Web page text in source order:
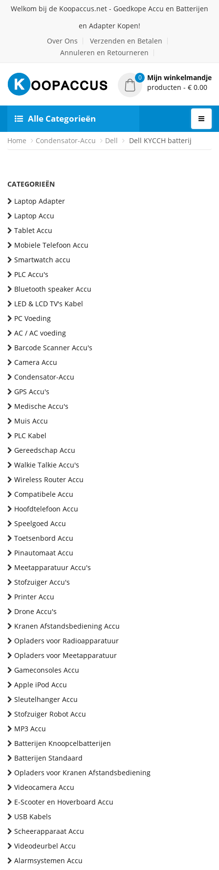
Welkom bij de Koopaccus.net - Goedkope Accu en Batterijen
en Adapter Kopen!
Over Ons
Verzenden en Betalen
Annuleren en Retourneren
0
Mijn winkelmandje
producten - € 0.00
Alle Categorieën
Home Condensator-Accu Dell Dell KYCCH batterij
CATEGORIEËN
Laptop Adapter
Laptop Accu
Tablet Accu
Mobiele Telefoon Accu
Smartwatch accu
PLC Accu's
Bluetooth speaker Accu
LED & LCD TV's Kabel
PC Voeding
AC / AC voeding
Barcode Scanner Accu's
Camera Accu
Condensator-Accu
GPS Accu's
Medische Accu's
Muis Accu
PLC Kabel
Gereedschap Accu
Walkie Talkie Accu's
Wireless Router Accu
Compatibele Accu
Hoofdtelefoon Accu
Speelgoed Accu
Toetsenbord Accu
Pinautomaat Accu
Meetapparatuur Accu's
Stofzuiger Accu's
Printer Accu
Drone Accu's
Kranen Afstandsbediening Accu
Opladers voor Radioapparatuur
Opladers voor Meetapparatuur
Gameconsoles Accu
Apple iPod Accu
Sleutelhanger Accu
Stofzuiger Robot Accu
MP3 Accu
Batterijen Knoopcelbatterijen
Batterijen Standaard
Opladers voor Kranen Afstandsbediening
Videocamera Accu
E-Scooter en Hoverboard Accu
USB Kabels
Scheerapparaat Accu
Videodeurbel Accu
Alarmsystemen Accu